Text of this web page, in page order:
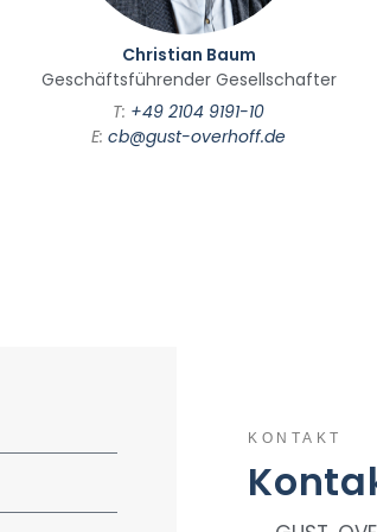
T: +49 2104 9191-10
E: cb@gust-overhoff.de
Christian Baum
Geschäftsführender Gesellschafter
KONTAKT